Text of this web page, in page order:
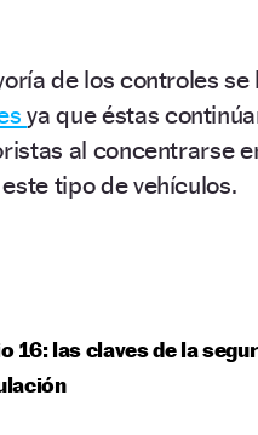
de los controles se
ya que éstas
al concentrarse
tipo de vehículos.
16: las claves de la